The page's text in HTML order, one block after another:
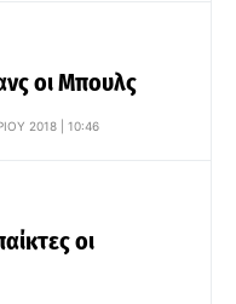
οι Μπουλς
2018 | 10:46
οι